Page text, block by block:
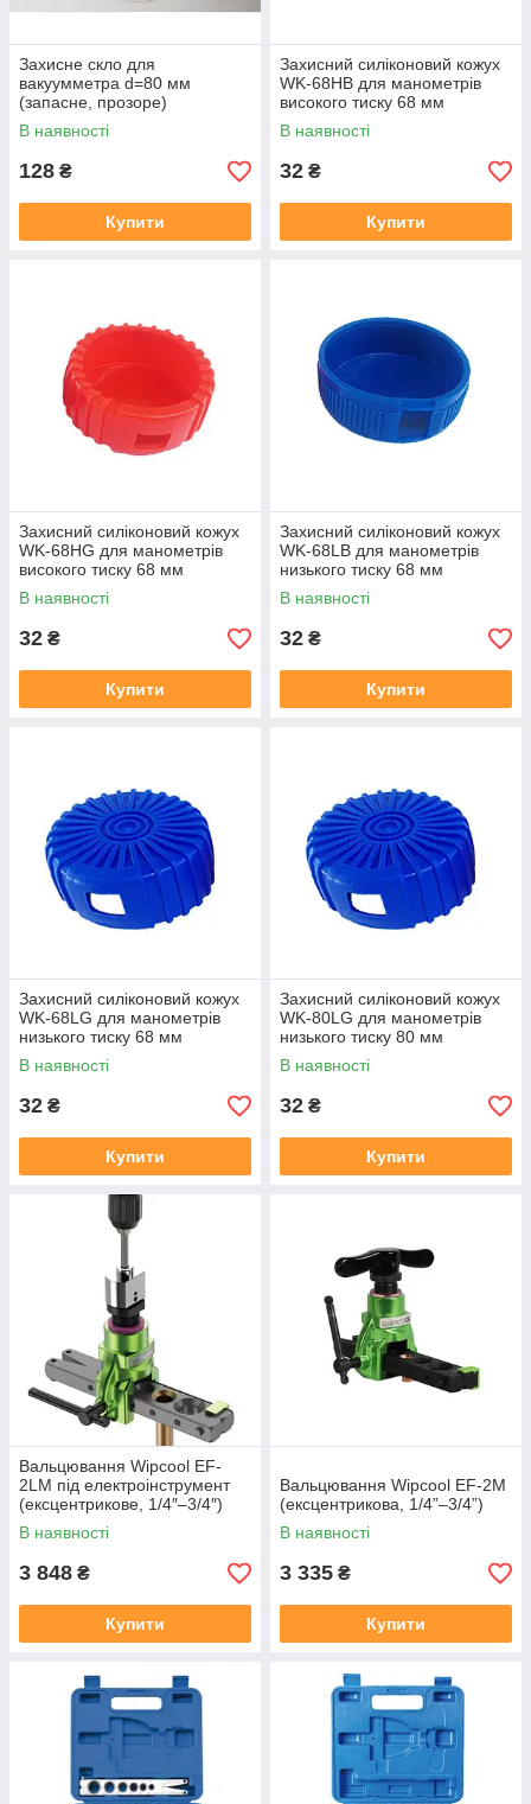
Захисне скло для
вакуумметра d=80 мм
(запасне, прозоре)
В наявності
128 ₴
Купити
Захисний силіконовий кожух
WK-68HB для манометрів
високого тиску 68 мм
(гладкий)
В наявності
32 ₴
Купити
Захисний силіконовий кожух
WK-68HG для манометрів
високого тиску 68 мм
(ребристий)
В наявності
32 ₴
Купити
Захисний силіконовий кожух
WK-68LB для манометрів
низького тиску 68 мм
(гладкий)
В наявності
32 ₴
Купити
Захисний силіконовий кожух
WK-68LG для манометрів
низького тиску 68 мм
(ребристий)
В наявності
32 ₴
Купити
Захисний силіконовий кожух
WK-80LG для манометрів
низького тиску 80 мм
(ребристий)
В наявності
32 ₴
Купити
Вальцювання Wipcool EF-
2LM під електроінструмент
(ексцентрикове, 1/4″–3/4″)
В наявності
3 848 ₴
Купити
Вальцювання Wipcool EF-2M
(ексцентрикова, 1/4”–3/4”)
В наявності
3 335 ₴
Купити